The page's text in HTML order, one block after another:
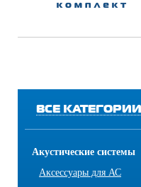
ВСЕ КАТЕГОРИИ
Акустические системы
Аксессуары для АС